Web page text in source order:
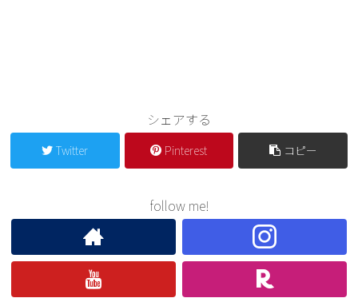
シェアする
Twitter Pinterest コピー
follow me!